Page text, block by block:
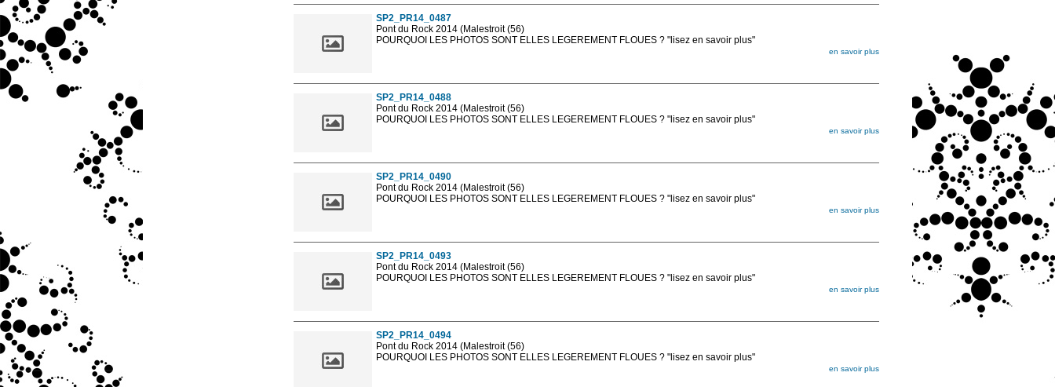
SP2_PR14_0487
Pont du Rock 2014 (Malestroit (56)
POURQUOI LES PHOTOS SONT ELLES LEGEREMENT FLOUES ? "lisez en savoir plus"
en savoir plus
SP2_PR14_0488
Pont du Rock 2014 (Malestroit (56)
POURQUOI LES PHOTOS SONT ELLES LEGEREMENT FLOUES ? "lisez en savoir plus"
en savoir plus
SP2_PR14_0490
Pont du Rock 2014 (Malestroit (56)
POURQUOI LES PHOTOS SONT ELLES LEGEREMENT FLOUES ? "lisez en savoir plus"
en savoir plus
SP2_PR14_0493
Pont du Rock 2014 (Malestroit (56)
POURQUOI LES PHOTOS SONT ELLES LEGEREMENT FLOUES ? "lisez en savoir plus"
en savoir plus
SP2_PR14_0494
Pont du Rock 2014 (Malestroit (56)
POURQUOI LES PHOTOS SONT ELLES LEGEREMENT FLOUES ? "lisez en savoir plus"
en savoir plus